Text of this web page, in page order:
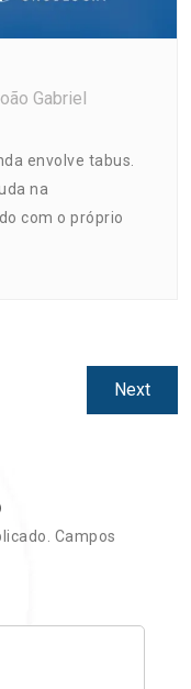
Gabriel
envolve tabus.
na
com o próprio
NextNext
post:
Campos